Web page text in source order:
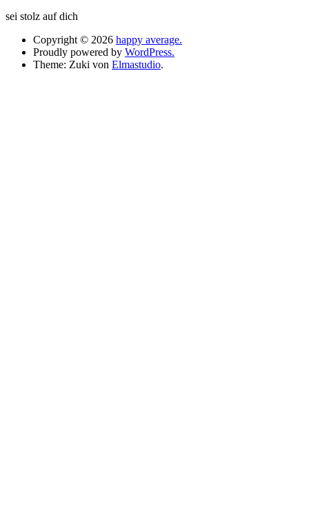
sei stolz auf dich
Copyright © 2026 happy average.
Proudly powered by WordPress.
Theme: Zuki von Elmastudio.